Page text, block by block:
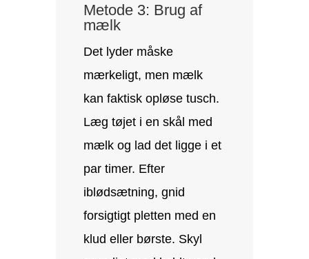
Metode 3: Brug af
mælk
Det lyder måske
mærkeligt, men mælk
kan faktisk opløse tusch.
Læg tøjet i en skål med
mælk og lad det ligge i et
par timer. Efter
iblødsætning, gnid
forsigtigt pletten med en
klud eller børste. Skyl